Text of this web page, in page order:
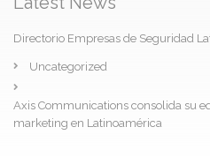
Directorio Empresas de Seguridad
Uncategorized
Axis Communications consolida su
marketing en Latinoamérica